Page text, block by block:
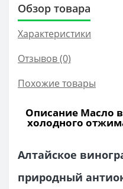
Обзор товара
Характеристики
Отзывов (0)
Похожие товары
Описание Масло
холодного
Алтайское
природный